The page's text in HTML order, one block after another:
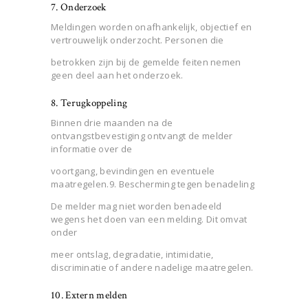
7. Onderzoek
Meldingen worden onafhankelijk, objectief en
vertrouwelijk onderzocht. Personen die
betrokken zijn bij de gemelde feiten nemen
geen deel aan het onderzoek.
8. Terugkoppeling
Binnen drie maanden na de
ontvangstbevestiging ontvangt de melder
informatie over de
voortgang, bevindingen en eventuele
maatregelen.9. Bescherming tegen benadeling
De melder mag niet worden benadeeld
wegens het doen van een melding. Dit omvat
onder
meer ontslag, degradatie, intimidatie,
discriminatie of andere nadelige maatregelen.
10. Extern melden